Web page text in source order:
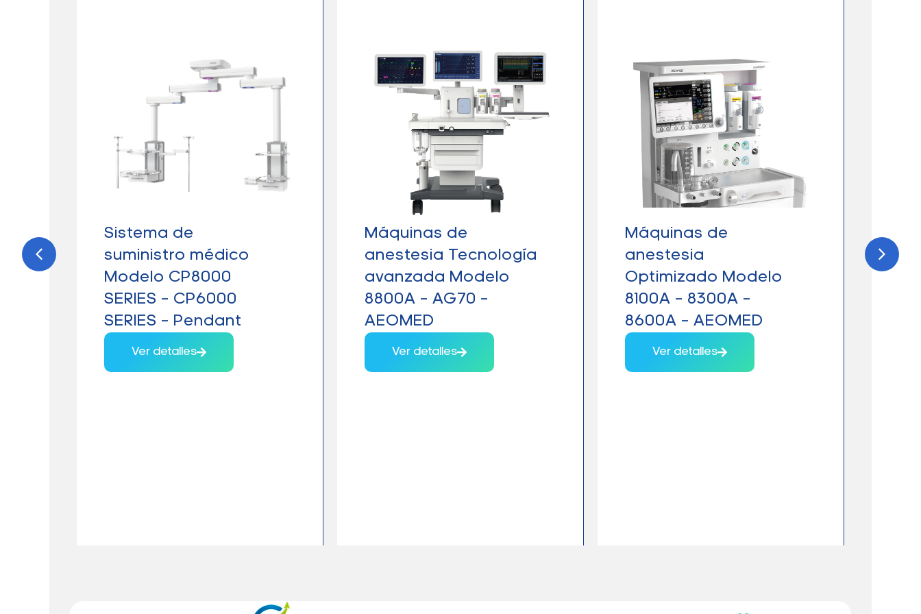
Sistema de
suministro médico
Modelo CP8000
SERIES – CP6000
SERIES – Pendant
Ver detalles
Máquinas de
anestesia Tecnología
avanzada Modelo
8800A – AG70 –
AEOMED
Ver detalles
Máquinas de
anestesia
Optimizado Modelo
8100A – 8300A –
8600A – AEOMED
Ver detalles